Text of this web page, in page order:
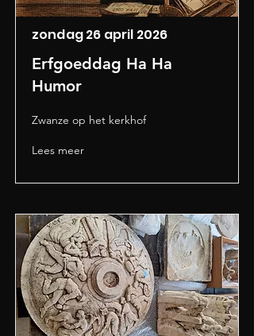
zondag 26 april 2026
Erfgoeddag Ha Ha
Humor
Zwanze op het kerkhof
Lees meer